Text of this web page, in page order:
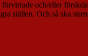
och/eller
ställen. Och så ska